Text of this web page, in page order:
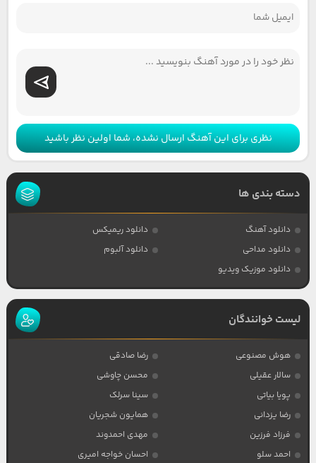
نظری برای این آهنگ ارسال نشده، شما اولین نظر باشید
دسته بندی ها
دانلود آهنگ
دانلود ریمیکس
دانلود مداحی
دانلود آلبوم
دانلود موزیک ویدیو
لیست خوانندگان
هوش مصنوعی
رضا صادقی
سالار عقیلی
محسن چاوشی
پویا بیاتی
سینا سرلک
رضا یزدانی
همایون شجریان
فرزاد فرزین
مهدی احمدوند
احمد سلو
احسان خواجه امیری